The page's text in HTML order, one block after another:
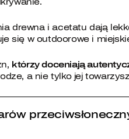
drewna i acetatu dają
się w outdoorowe i
którzy doceniają
a nie tylko jej